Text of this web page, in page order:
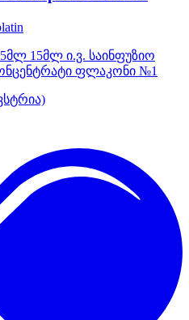
15მლ ი.ვ. საინფუზიო
ფლაკონი №1